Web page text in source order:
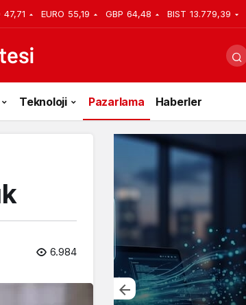
47,71 EURO 55,19 GBP 64,48 BIST 13.779,39
Teknoloji Pazarlama Haberler
6.984